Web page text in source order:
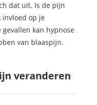
dat uit. Is de pijn
op je
kan hypnose
van blaaspijn.
veranderen